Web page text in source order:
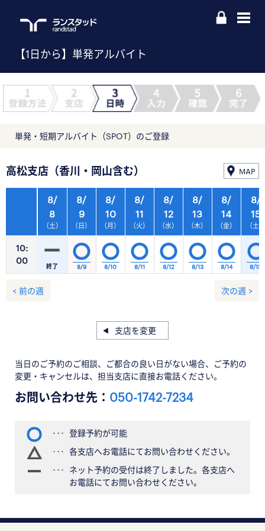
【1日から】単発アルバイト
単発・短期アルバイト（SPOT）のご登録
高松支店（香川・岡山含む） MAP
10:
00
8/
8
（土）
8/
9
（日）
8/
10
（月）
8/
11
（火）
8/
12
（水）
8/
13
（木）
8/
14
（金）
終了 8/9 8/10 8/11 8/12 8/13 8/14
8/
15
（土）
8/15
< 前の週 次の週 >
支店を変更
当日のご予約のご相談、ご都合の良い日がない場合、ご予約の
変更・キャンセルは、担当支店に直接お電話ください。
お問い合わせ先： 050-1742-7234
登録予約が可能
各支店へお電話にてお問い合わせください。
ネット予約の受付は終了しました。各支店へ
お電話にてお問い合わせください。